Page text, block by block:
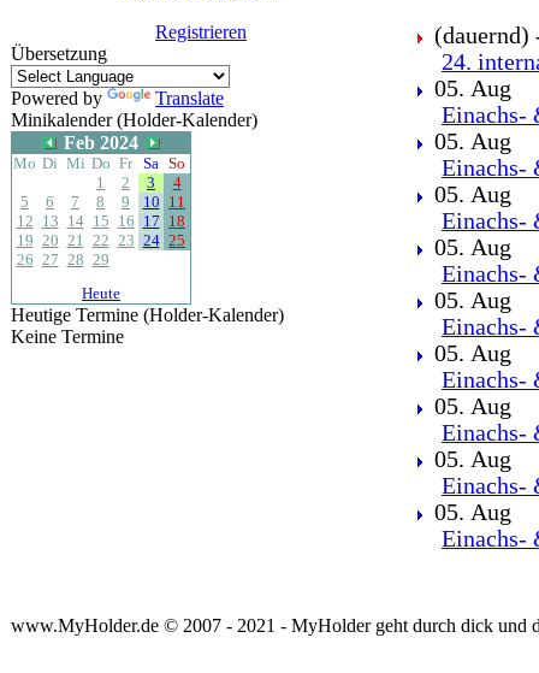
Registrieren
Übersetzung
Powered by
Translate
Minikalender (Holder-Kalender)
Feb 2024
Mo Di Mi Do Fr Sa So
1
2 3
4
5
6 7 8 9 10 11
12 13 14 15 16 17 18
19 20 21 22 23 24 25
26 27 28 29
Heute
Heutige Termine (Holder-Kalender)
Keine Termine
(dauernd)
24.
05. Aug
Einachs-
05. Aug
Einachs-
05. Aug
Einachs-
05. Aug
Einachs-
05. Aug
Einachs-
05. Aug
Einachs-
05. Aug
Einachs-
05. Aug
Einachs-
05. Aug
Einachs-
www.MyHolder.de © 2007 - 2021 - MyHolder geht durch dick und